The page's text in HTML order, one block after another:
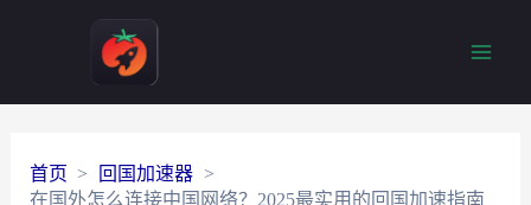
首页
回国加速器
在国外怎么连接中国网络？2025最实用的回国加速指南